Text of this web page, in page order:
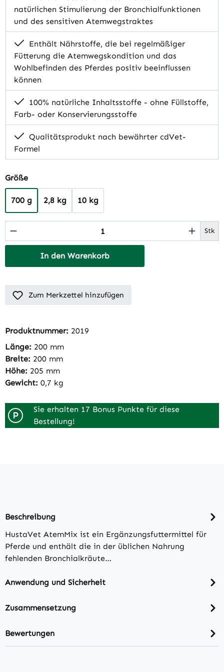
natürlichen Stimulierung der Bronchialfunktionen
und des sensitiven Atemwegstraktes
Enthält Nährstoffe, die bei regelmäßiger
Fütterung die Atemwegskondition und das
Wohlbefinden des Pferdes positiv beeinflussen
können
100% natürliche Inhaltsstoffe - ohne Füllstoffe,
Farb- oder Konservierungsstoffe
Qualitätsprodukt nach bewährter cdVet-
Formel
Größeauswählen
700 g 2,8 kg 10 kg
Produkt Anzahl: Gib den gewünschten Stk
In den Warenkorb
Zum Merkzettel hinzufügen
Produktnummer: 2019
Länge: 200 mm
Breite: 200 mm
Höhe: 205 mm
Gewicht: 0,7 kg
P
Sie erhalten 17 Bonus Punkte für diese
Bestellung!
Beschreibung
HustaVet AtemMix ist ein Ergänzungsfuttermittel für
Pferde und enthält die in der üblichen Nahrung
fehlenden Bronchialkräute…
Anwendung und Sicherheit
Zusammensetzung
Bewertungen